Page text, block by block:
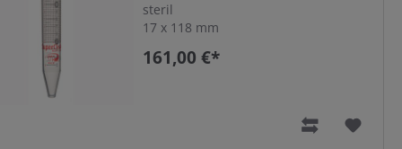
steril
17 x 118 mm
161,00 €*